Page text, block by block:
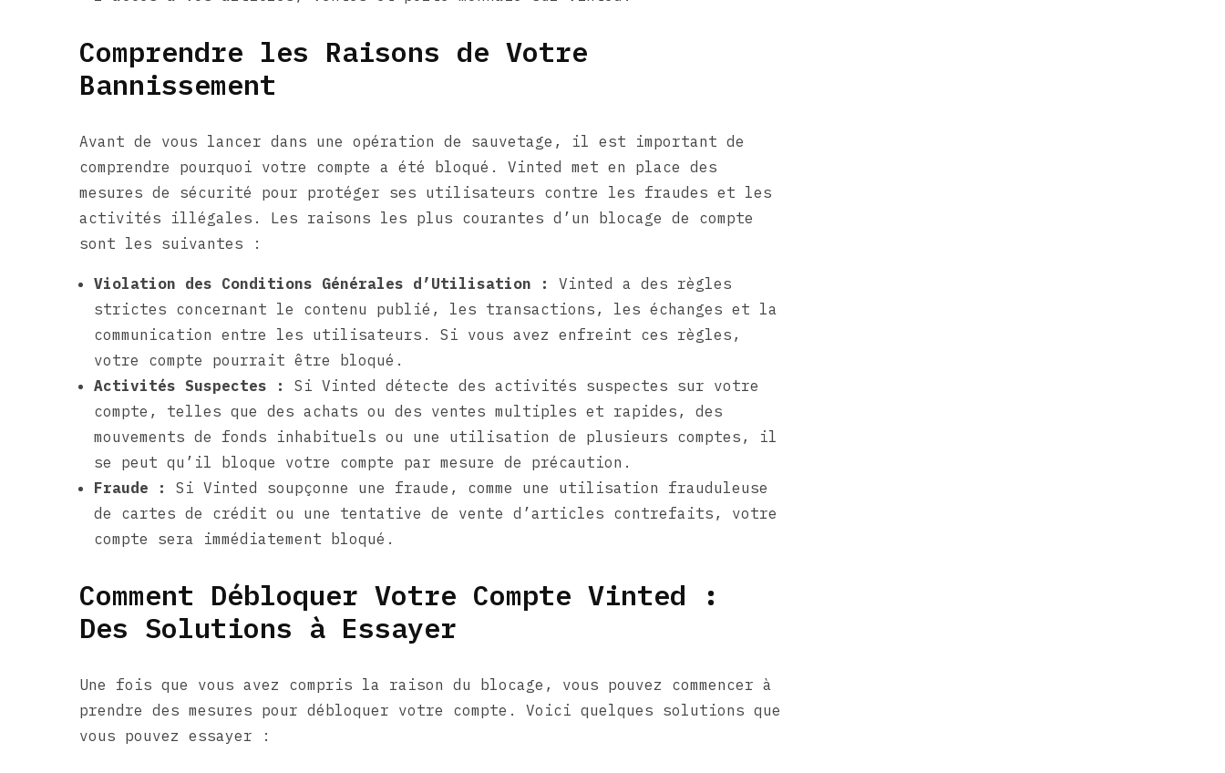
Comprendre les Raisons de Votre
Bannissement
Avant de vous lancer dans une opération de sauvetage, il est important de
comprendre pourquoi votre compte a été bloqué. Vinted met en place des
mesures de sécurité pour protéger ses utilisateurs contre les fraudes et les
activités illégales. Les raisons les plus courantes d’un blocage de compte
sont les suivantes :
Violation des Conditions Générales d’Utilisation :
Vinted a des règles
strictes concernant le contenu publié, les transactions, les échanges et la
communication entre les utilisateurs. Si vous avez enfreint ces règles,
votre compte pourrait être bloqué.
Activités Suspectes :
Si Vinted détecte des activités suspectes sur votre
compte, telles que des achats ou des ventes multiples et rapides, des
mouvements de fonds inhabituels ou une utilisation de plusieurs comptes, il
se peut qu’il bloque votre compte par mesure de précaution.
Fraude :
Si Vinted soupçonne une fraude, comme une utilisation frauduleuse
de cartes de crédit ou une tentative de vente d’articles contrefaits, votre
compte sera immédiatement bloqué.
Comment Débloquer Votre Compte Vinted :
Des Solutions à Essayer
Une fois que vous avez compris la raison du blocage, vous pouvez commencer à
prendre des mesures pour débloquer votre compte. Voici quelques solutions que
vous pouvez essayer :